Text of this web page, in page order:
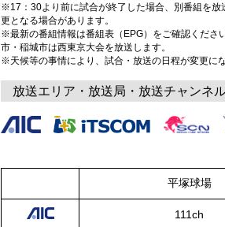
※17：30より前に試合が終了した場合、別番組を
更となる場合があります。
※最新の番組情報は番組表（EPG）をご確認くださ
市・稲城市は西東京大会を放送します。
※天候等の事情により、試合・放送の日程が変更に
放送エリア・放送局・放送チャンネ
平塚球場
111ch